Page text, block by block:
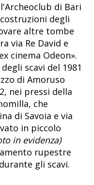
di Bari
degli
altre tombe
via Re David e
cinema Odeon».
scavi del 1981
di Amoruso
nei pressi della
che
di Savoia e via
in piccolo
in evidenza)
rupestre
gli scavi.